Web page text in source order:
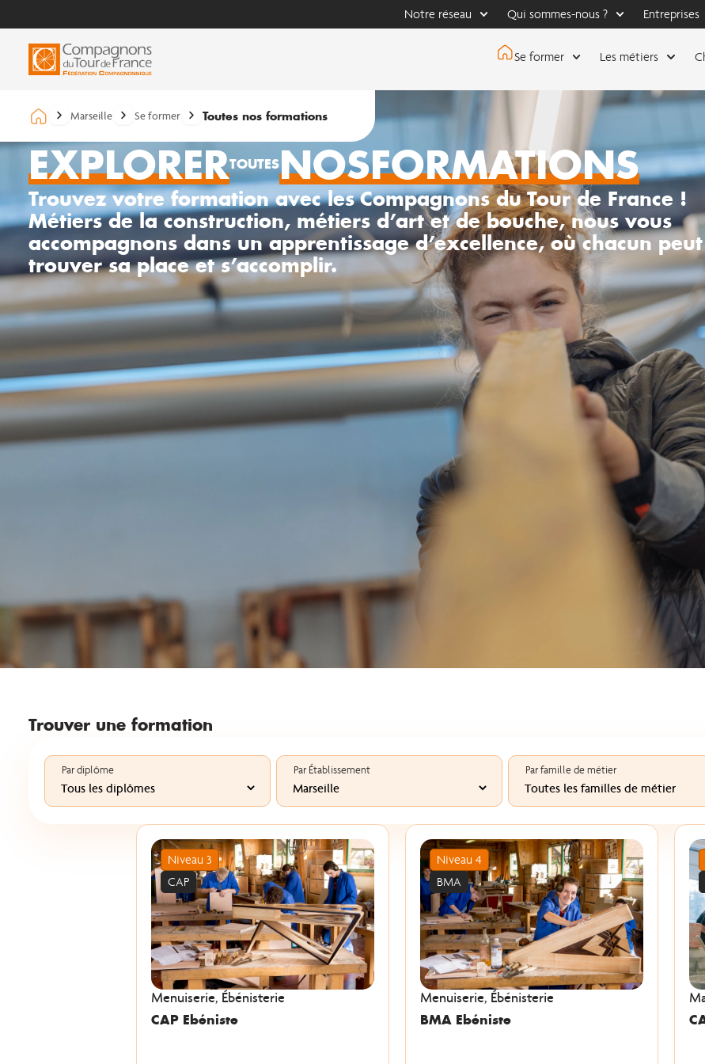
Notre réseau Qui sommes-nous ? Entreprises
Se former Les métiers
Marseille Se former Toutes nos formations
EXPLORERTOUTESNOSFORMATIONS
Trouvez votre formation avec les Compagnons du Tour de France !
Métiers de la construction, métiers d’art et de bouche, nous vous
accompagnons dans un apprentissage d’excellence, où chacun peut
trouver sa place et s’accomplir.
Trouver une formation
Par diplôme Par Établissement Par famille de métier
Niveau 3
CAP
Menuiserie, Ébénisterie
CAP Ebéniste
Niveau 4
BMA
Menuiserie, Ébénisterie
BMA Ebéniste